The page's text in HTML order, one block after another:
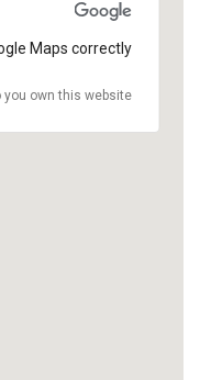
Maps correctly.
you own this website?